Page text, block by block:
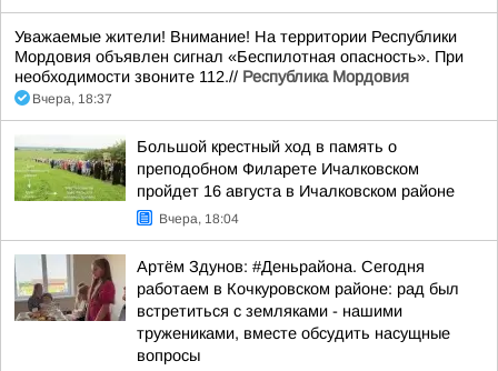
Уважаемые жители! Внимание! На территории Республики
Мордовия объявлен сигнал «Беспилотная опасность». При
необходимости звоните 112.// Республика Мордовия
Вчера, 18:37
Большой крестный ход в память о
преподобном Филарете Ичалковском
пройдет 16 августа в Ичалковском районе
Вчера, 18:04
Артём Здунов: #Деньрайона. Сегодня
работаем в Кочкуровском районе: рад был
встретиться с земляками - нашими
тружениками, вместе обсудить насущные
вопросы